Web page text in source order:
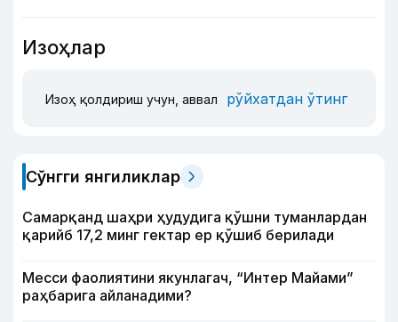
Изоҳлар
Изоҳ қолдириш учун, аввал рўйхатдан ўтинг
Сўнгги янгиликлар
Самарқанд шаҳри ҳудудига қўшни туманлардан
қарийб 17,2 минг гектар ер қўшиб берилади
Месси фаолиятини якунлагач, “Интер Майами”
раҳбарига айланадими?